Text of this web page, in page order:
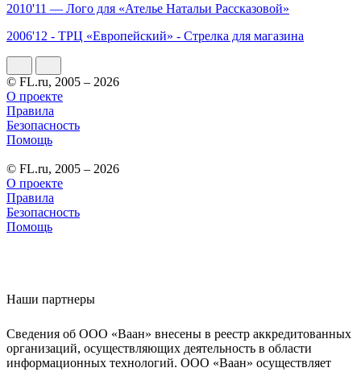
2010'11 — Лого для «Ателье Натальи Рассказовой»
2006'12 - ТРЦ «Европейский» - Стрелка для магазина
© FL.ru, 2005 – 2026
О проекте
Правила
Безопасность
Помощь
© FL.ru, 2005 – 2026
О проекте
Правила
Безопасность
Помощь
Наши партнеры
Сведения об ООО «Ваан» внесены в реестр аккредитованных
организаций, осуществляющих деятельность в области
информационных технологий. ООО «Ваан» осуществляет